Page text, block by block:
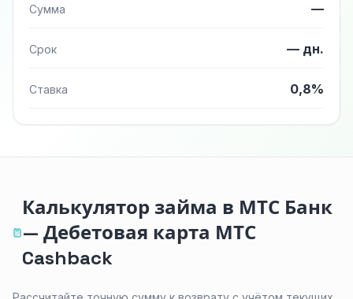
Сумма —
Срок — дн.
Ставка 0,8%
Калькулятор займа в МТС Банк
— Дебетовая карта МТС
Cashback